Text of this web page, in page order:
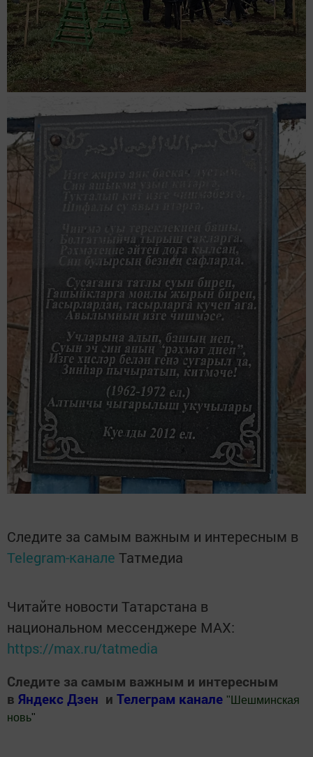
Следите за самым важным и интересным в
Telegram-канале Татмедиа
Читайте новости Татарстана в
национальном мессенджере MАХ:
https://max.ru/tatmedia
Следите за самым важным и интересным
в Яндекс Дзен и Телеграм канале " Шешминская
новь"